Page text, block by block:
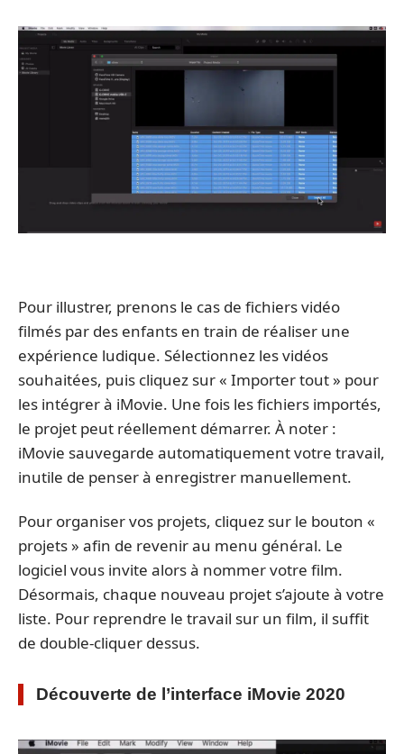
Pour illustrer, prenons le cas de fichiers vidéo
filmés par des enfants en train de réaliser une
expérience ludique. Sélectionnez les vidéos
souhaitées, puis cliquez sur « Importer tout » pour
les intégrer à iMovie. Une fois les fichiers importés,
le projet peut réellement démarrer. À noter :
iMovie sauvegarde automatiquement votre travail,
inutile de penser à enregistrer manuellement.
Pour organiser vos projets, cliquez sur le bouton «
projets » afin de revenir au menu général. Le
logiciel vous invite alors à nommer votre film.
Désormais, chaque nouveau projet s’ajoute à votre
liste. Pour reprendre le travail sur un film, il suffit
de double-cliquer dessus.
Découverte de l’interface iMovie 2020